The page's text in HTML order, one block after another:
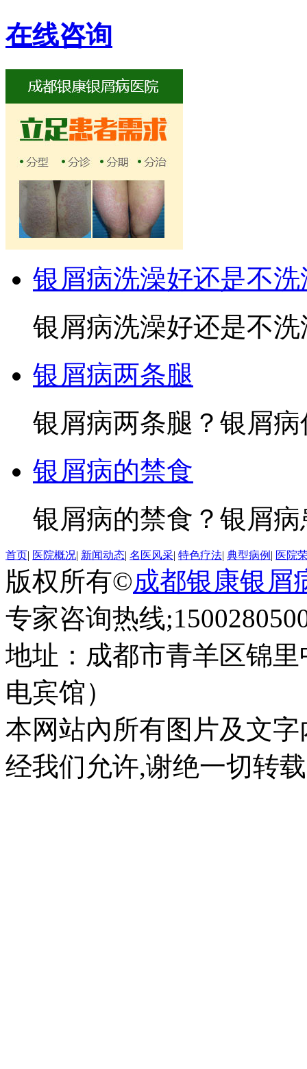
在线咨询
银屑病洗澡好还是不洗
银屑病洗澡好还是不
银屑病两条腿
银屑病两条腿？银屑
银屑病的禁食
银屑病的禁食？银屑
首页| 医院概况| 新闻动态| 名医风采| 特色疗法| 典型病例 | 医院
版权所有©成都银康银屑
专家咨询热线
地址：成都市青羊区锦
电宾馆）
本网站內所有图片及文
经我们允许,谢绝一切转载